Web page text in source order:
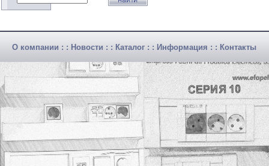
О компании : : Новости : : Каталог : : Информация : : Контакты